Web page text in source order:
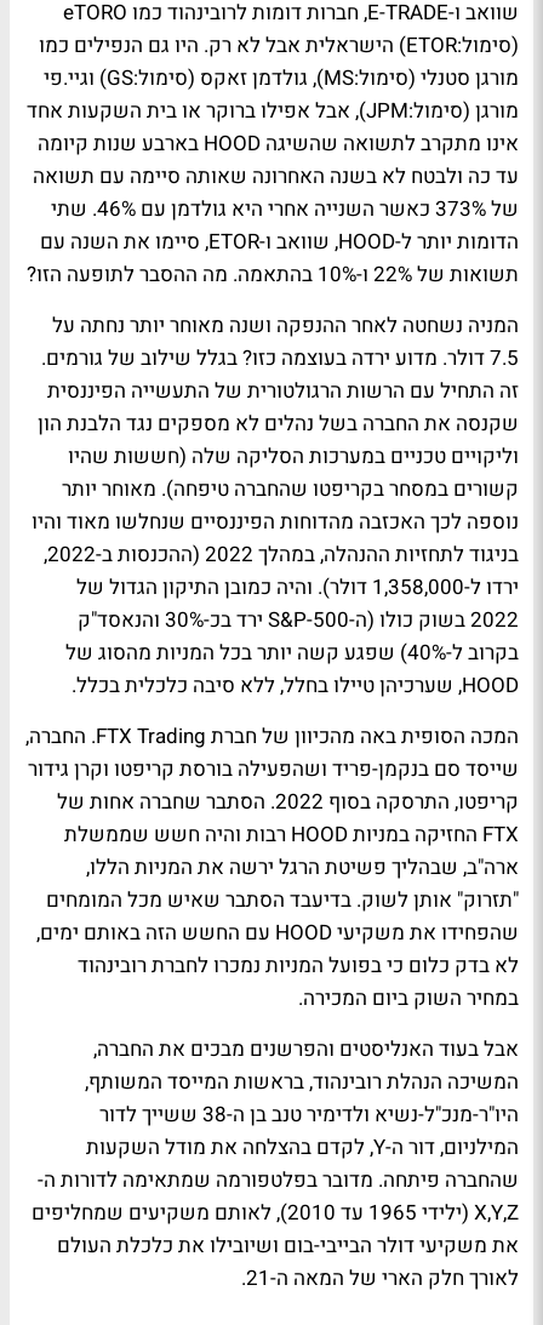
שוואב ו-E-TRADE, חברות דומות לרובינהוד כמו eTORO
(סימול:ETOR) הישראלית אבל לא רק. היו גם הנפילים כמו
מורגן סטנלי (סימול:MS), גולדמן זאקס (סימול:GS) וגיי.פי
מורגן (סימול:JPM), אבל אפילו ברוקר או בית השקעות אחד
אינו מתקרב לתשואה שהשיגה HOOD בארבע שנות קיומה
עד כה ולבטח לא בשנה האחרונה שאותה סיימה עם תשואה
של 373% כאשר השנייה אחרי היא גולדמן עם 46%. שתי
הדומות יותר ל-HOOD, שוואב ו-ETOR, סיימו את השנה עם
תשואות של 22% ו-10% בהתאמה. מה ההסבר לתופעה הזו?
המניה נשחטה לאחר ההנפקה ושנה מאוחר יותר נחתה על
7.5 דולר. מדוע ירדה בעוצמה כזו? בגלל שילוב של גורמים.
זה התחיל עם הרשות הרגולטורית של התעשייה הפיננסית
שקנסה את החברה בשל נהלים לא מספקים נגד הלבנת הון
וליקויים טכניים במערכות הסליקה שלה (חששות שהיו
קשורים במסחר בקריפטו שהחברה טיפחה). מאוחר יותר
נוספה לכך האכזבה מהדוחות הפיננסיים שנחלשו מאוד והיו
בניגוד לתחזיות ההנהלה, במהלך 2022 (ההכנסות ב-2022,
ירדו ל-1,358,000 דולר). והיה כמובן התיקון הגדול של
2022 בשוק כולו (ה-500-S&P ירד בכ-30% והנאסד"ק
בקרוב ל-40%) שפגע קשה יותר בכל המניות מהסוג של
HOOD, שערכיהן טיילו בחלל, ללא סיבה כלכלית בכלל.
המכה הסופית באה מהכיוון של חברת FTX Trading. החברה,
שייסד סם בנקמן-פריד ושהפעילה בורסת קריפטו וקרן גידור
קריפטו, התרסקה בסוף 2022. הסתבר שחברה אחות של
FTX החזיקה במניות HOOD רבות והיה חשש שממשלת
ארה"ב, שבהליך פשיטת הרגל ירשה את המניות הללו,
"תזרוק" אותן לשוק. בדיעבד הסתבר שאיש מכל המומחים
שהפחידו את משקיעי HOOD עם החשש הזה באותם ימים,
לא בדק כלום כי בפועל המניות נמכרו לחברת רובינהוד
במחיר השוק ביום המכירה.
אבל בעוד האנליסטים והפרשנים מבכים את החברה,
המשיכה הנהלת רובינהוד, בראשות המייסד המשותף,
היו"ר-מנכ"ל-נשיא ולדימיר טנב בן ה-38 ששייך לדור
המילניום, דור ה-Y, לקדם בהצלחה את מודל השקעות
שהחברה פיתחה. מדובר בפלטפורמה שמתאימה לדורות ה-
X,Y,Z (ילידי 1965 עד 2010), לאותם משקיעים שמחליפים
את משקיעי דולר הבייבי-בום ושיובילו את כלכלת העולם
לאורך חלק הארי של המאה ה-21.